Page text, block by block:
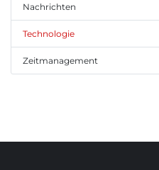
Nachrichten
Technologie
Zeitmanagement